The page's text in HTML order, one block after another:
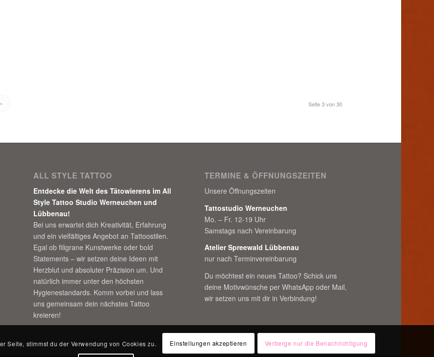
Seite 3 von 30
»
ALL STYLE TATTOO
Entdecke die Welt des Tätowierens im All
Style Tattoo Studio Werneuchen und
Lübbenau!
Bei uns erwartet dich Kreativität, Erfahrung
und ein vielfältiges Angebot an Tattoostilen.
Egal ob filigrane Kunstwerke oder bold
Statements – wir setzen deine Ideen mit
Herzblut und absoluter Präzision um. Und
natürlich immer unter den höchsten
Hygienestandards. Komm vorbei und lass
uns gemeinsam dein nächstes Tattoo
kreieren!
TERMINE & ÖFFNUNGSZEITEN
Unsere Öffnungszeiten
Tattostudio Werneuchen
Mo. – Fr. 12-19 Uhr
Samstags nach Vereinbarung
Atelier Spreewald Lübbenau
nur nach Terminvereinbarung
Du möchtest ein neues Tattoo? Schick uns
deine Motivwünsche per WhatsApp oder Mail,
wir setzen uns mit dir in Verbindung!
Seite, stimmst du der Verwendung von Cookies zu. Einstellungen akzeptieren Verberge nur die Benachrichtigung